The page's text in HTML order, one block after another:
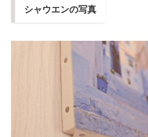
シャウエンの写真